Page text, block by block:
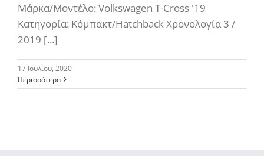
Μάρκα/Μοντέλο: Volkswagen T-Cross '19
Κατηγορία: Κόμπακτ/Hatchback Χρονολογία 3 /
2019 [...]
17 Ιουλίου, 2020
Περισσότερα